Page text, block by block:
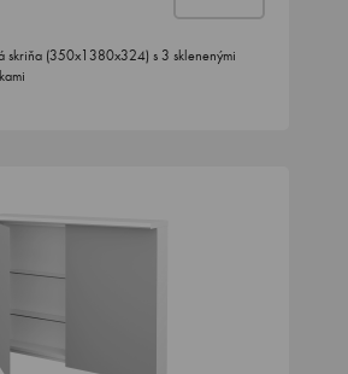
skriňa (350x1380x324) s 3 sklenenými